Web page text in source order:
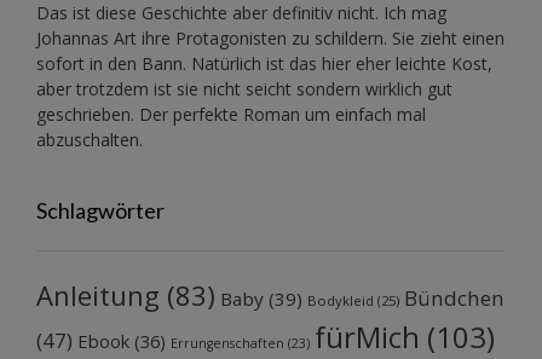
Das ist diese Geschichte aber definitiv nicht. Ich mag
Johannas Art ihre Protagonisten zu schildern. Sie zieht einen
sofort in den Bann. Natürlich ist das hier eher leichte Kost,
aber trotzdem ist sie nicht seicht sondern wirklich gut
geschrieben. Der perfekte Roman um einfach mal
abzuschalten.
Schlagwörter
Anleitung (83) Baby (39) Bodykleid (25) Bündchen
(47) Ebook (36) Errungenschaften (23) fürMich (103)